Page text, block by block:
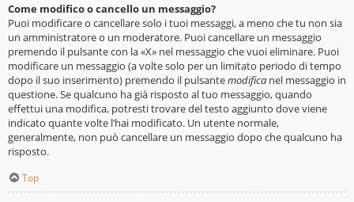
Come modifico o cancello un messaggio?
Puoi modificare o cancellare solo i tuoi messaggi, a meno che tu non sia
un amministratore o un moderatore. Puoi cancellare un messaggio
premendo il pulsante con la «X» nel messaggio che vuoi eliminare. Puoi
modificare un messaggio (a volte solo per un limitato periodo di tempo
dopo il suo inserimento) premendo il pulsantemodifica nel messaggio in
questione. Se qualcuno ha già risposto al tuo messaggio, quando
effettui una modifica, potresti trovare del testo aggiunto dove viene
indicato quante volte l’hai modificato. Un utente normale,
generalmente, non può cancellare un messaggio dopo che qualcuno ha
risposto.
Top